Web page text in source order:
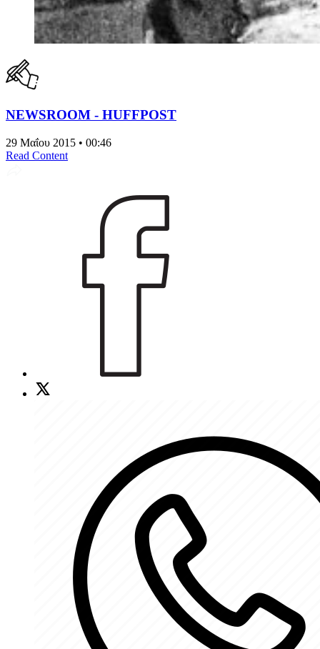
NEWSROOM - HUFFPOST
29 Μαΐου 2015 • 00:46
Read Content